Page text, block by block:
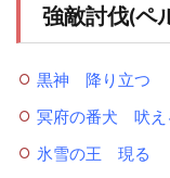
強敵討伐(ペ
黒神 降り立つ
冥府の番犬 吠え
氷雪の王 現る